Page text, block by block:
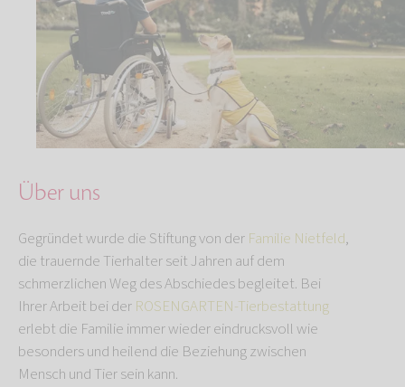
Über uns
Gegründet wurde die Stiftung von der Familie Nietfeld,
die trauernde Tierhalter seit Jahren auf dem
schmerzlichen Weg des Abschiedes begleitet. Bei
Ihrer Arbeit bei der ROSENGARTEN-Tierbestattung
erlebt die Familie immer wieder eindrucksvoll wie
besonders und heilend die Beziehung zwischen
Mensch und Tier sein kann.